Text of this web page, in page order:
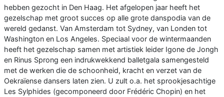
hebben gezocht in Den Haag. Het afgelopen jaar heeft het
gezelschap met groot succes op alle grote danspodia van de
wereld gedanst. Van Amsterdam tot Sydney, van Londen tot
Washington en Los Angeles. Speciaal voor de wintermaanden
heeft het gezelschap samen met artistiek leider Igone de Jongh
en Rinus Sprong een indrukwekkend balletgala samengesteld
met de werken die de schoonheid, kracht en verzet van de
Oekraïense dansers laten zien. U zult o.a. het sprookjesachtige
Les Sylphides (gecomponeerd door Frédéric Chopin) en het